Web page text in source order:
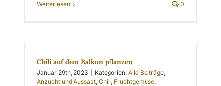
Weiterlesen 0
Chili auf dem Balkon pflanzen
Januar 29th, 2023 Kategorien:Alle Beiträge,
Anzucht und Aussaat,Chili, Fruchtgemüse,